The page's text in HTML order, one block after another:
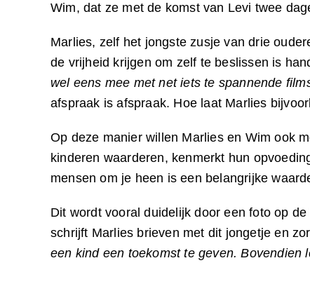
Wim, dat ze met de komst van Levi twee
Marlies, zelf het jongste zusje van drie
de vrijheid krijgen om zelf te beslissen is
wel eens mee met net iets te spannende
afspraak is afspraak. Hoe laat Marlies
Op deze manier willen Marlies en Wim ook
kinderen waarderen, kenmerkt hun
mensen om je heen is een belangrijke
Dit wordt vooral duidelijk door een foto op
schrijft Marlies brieven met dit jongetje en
een kind een toekomst te geven. Bovendien